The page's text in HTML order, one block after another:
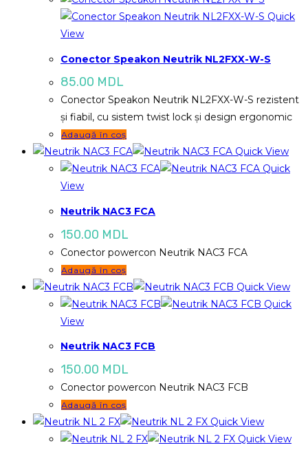
Quick
View
Conector Speakon Neutrik NL2FXX-W-S
85.00 MDL
Conector Speakon Neutrik NL2FXX-W-S rezistent
și fiabil, cu sistem twist lock și design ergonomic
Adaugă în coș
Quick View
Quick
View
Neutrik NAC3 FCA
150.00 MDL
Conector powercon Neutrik NAC3 FCA
Adaugă în coș
Quick View
Quick
View
Neutrik NAC3 FCB
150.00 MDL
Conector powercon Neutrik NAC3 FCB
Adaugă în coș
Quick View
Quick View